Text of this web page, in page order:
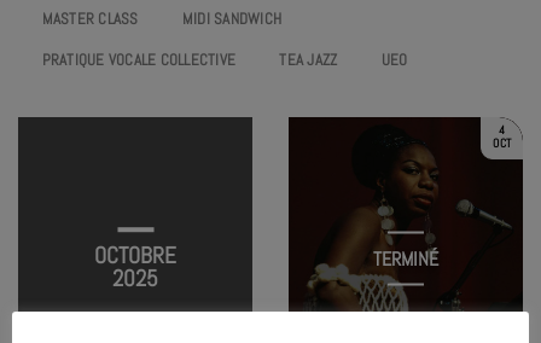
MASTER CLASS
MIDI SANDWICH
PRATIQUE VOCALE COLLECTIVE
TEA JAZZ UEO
OCTOBRE
2025
4
OCT
TERMINÉ